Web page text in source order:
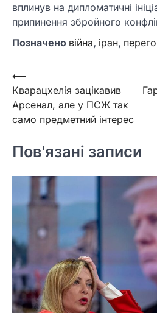
вплинув на дипломатичні
припинення збройного
Позначено війна, іран,
Навігація
записів
⟵
Кварацхелія зацікавив
Арсенал, але у ПСЖ так
само предметний інтерес
Пов'язані записи